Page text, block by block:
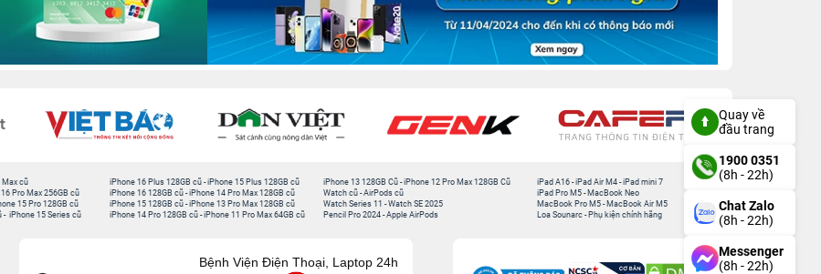
Max cũ
Pro Max 256GB cũ
15 Pro 128GB cũ
- iPhone 15 Series cũ
iPhone 16 Plus 128GB cũ -iPhone 15 Plus 128GB cũ
iPhone 16 128GB cũ -iPhone 14 Pro Max 128GB cũ
iPhone 15 128GB cũ -iPhone 13 Pro Max 128GB cũ
iPhone 14 Pro 128GB cũ -iPhone 11 Pro Max 64GB cũ
iPhone 13 128GB Cũ -iPhone 12 Pro Max 128GB Cũ
Watch cũ -AirPods cũ
Watch Series 11 -Watch SE 2025
Pencil Pro 2024 -Apple AirPods
iPad A16 -iPad Air M4 -iPad mini 7
iPad Pro M5 - MacBook Neo
MacBook Pro M5 - MacBook Air M5
Loa Sounarc - Phụ kiện chính hãng
Bệnh Viện Điện Thoại, Laptop 24h
Quay về
đầu trang
1900 0351
(8h - 22h)
Chat Zalo
(8h - 22h)
Messenger
(8h - 22h)